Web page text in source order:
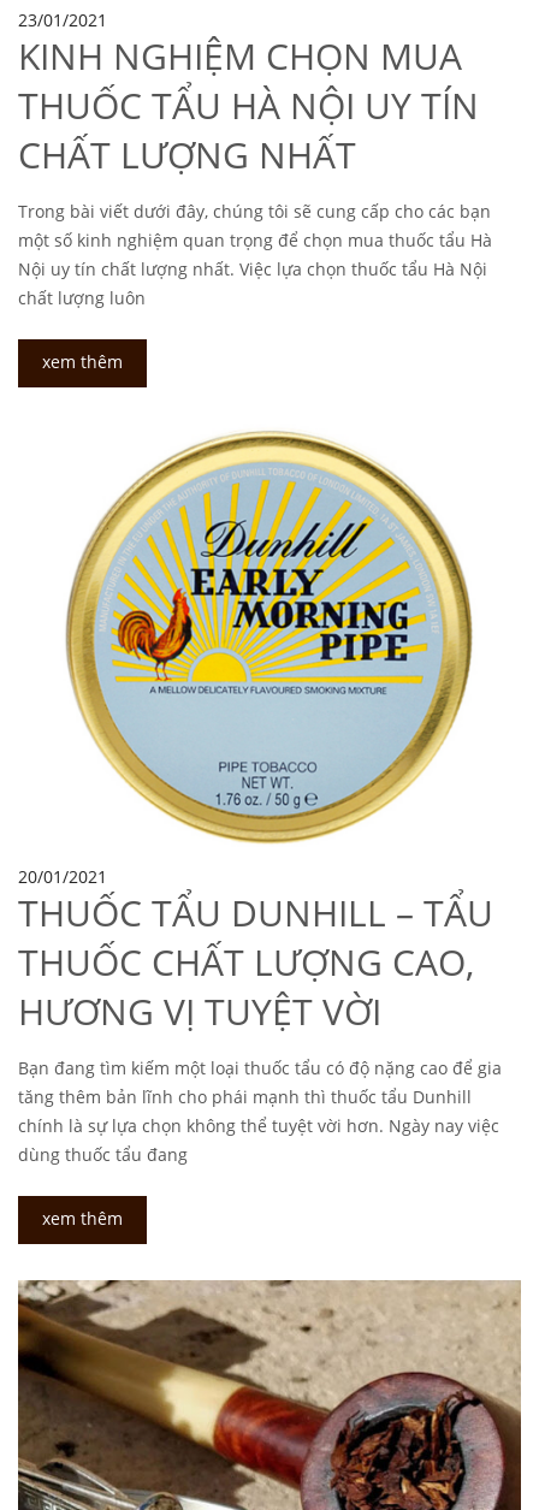
23/01/2021
KINH NGHIỆM CHỌN MUA
THUỐC TẨU HÀ NỘI UY TÍN
CHẤT LƯỢNG NHẤT
Trong bài viết dưới đây, chúng tôi sẽ cung cấp cho các bạn
một số kinh nghiệm quan trọng để chọn mua thuốc tẩu Hà
Nội uy tín chất lượng nhất. Việc lựa chọn thuốc tẩu Hà Nội
chất lượng luôn
xem thêm
20/01/2021
THUỐC TẨU DUNHILL – TẨU
THUỐC CHẤT LƯỢNG CAO,
HƯƠNG VỊ TUYỆT VỜI
Bạn đang tìm kiếm một loại thuốc tẩu có độ nặng cao để gia
tăng thêm bản lĩnh cho phái mạnh thì thuốc tẩu Dunhill
chính là sự lựa chọn không thể tuyệt vời hơn. Ngày nay việc
dùng thuốc tẩu đang
xem thêm